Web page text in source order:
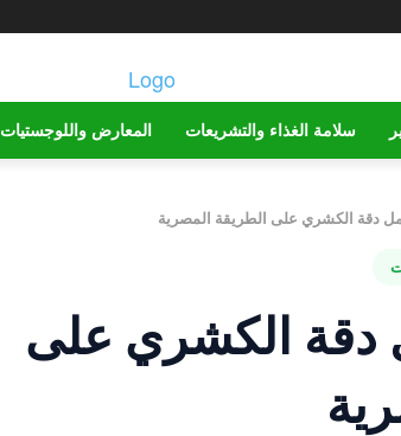
سلامة الغذاء والتشريعات المعارض واللوجستيات
دقة الكشري على الطريقة المصرية
دقة الكشري على